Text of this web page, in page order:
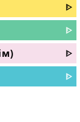
ᐈ
ᐈ
ᐈ
ᐈ